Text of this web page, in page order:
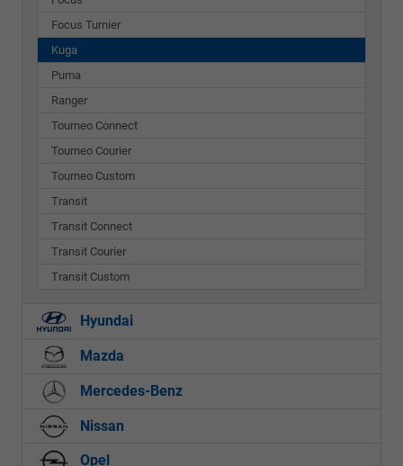
Focus Turnier
Kuga
Puma
Ranger
Tourneo Connect
Tourneo Courier
Tourneo Custom
Transit
Transit Connect
Transit Courier
Transit Custom
Hyundai
Mazda
Mercedes-Benz
Nissan
Opel